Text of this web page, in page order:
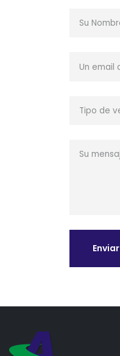
Enviar